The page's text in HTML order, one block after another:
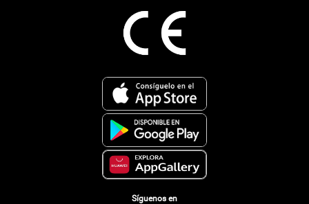
Síguenos en